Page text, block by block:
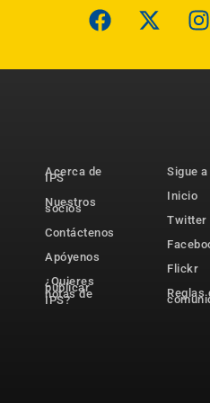
Acerca de
IPS
Nuestros
socios
Contáctenos
Apóyenos
¿Quieres
publicar
notas de
IPS?
Sigue a
Inicio
Twitter
Flickr
Reglas